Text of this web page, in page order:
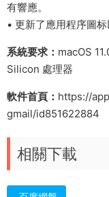
有響應。
• 更新了應用程序圖标
系統要求： macOS
Silicon 處理器
軟件首頁： https://
gmail/id851622884
相關下載